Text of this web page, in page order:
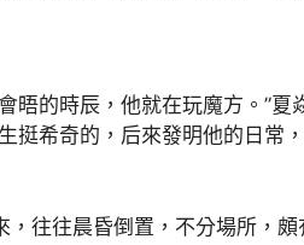
的時辰，他就在玩魔方。”夏
挺希奇的，后來發明他的日常
往往晨昏倒置，不分場所，頗